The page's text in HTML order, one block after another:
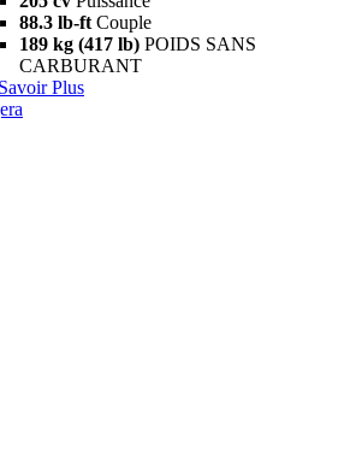
88.3 lb-ft Couple
189 kg (417 lb) POIDS SANS
CARBURANT
Plus